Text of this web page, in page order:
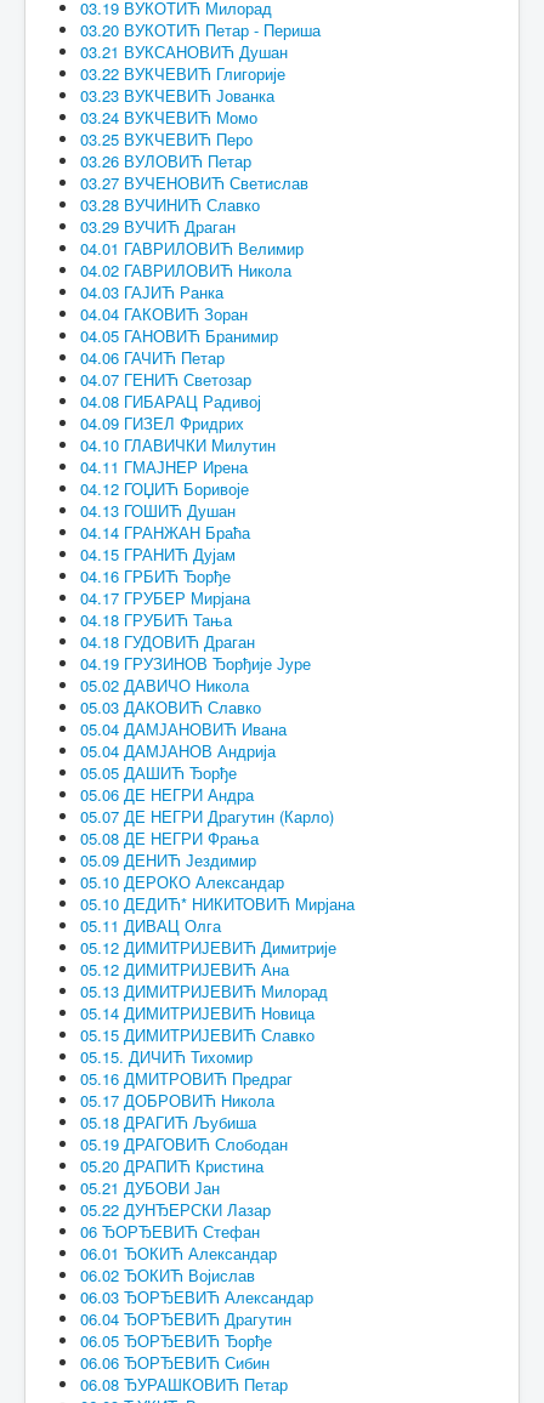
03.19 ВУКОТИЋ Милорад
03.20 ВУКОТИЋ Петар - Периша
03.21 ВУКСАНОВИЋ Душан
03.22 ВУКЧЕВИЋ Глигорије
03.23 ВУКЧЕВИЋ Јованка
03.24 ВУКЧЕВИЋ Момо
03.25 ВУКЧЕВИЋ Перо
03.26 ВУЛОВИЋ Петар
03.27 ВУЧЕНОВИЋ Светислав
03.28 ВУЧИНИЋ Славко
03.29 ВУЧИЋ Драган
04.01 ГАВРИЛОВИЋ Велимир
04.02 ГАВРИЛОВИЋ Никола
04.03 ГАЈИЋ Ранка
04.04 ГАКОВИЋ Зоран
04.05 ГАНОВИЋ Бранимир
04.06 ГАЧИЋ Петар
04.07 ГЕНИЋ Светозар
04.08 ГИБАРАЦ Радивој
04.09 ГИЗЕЛ Фридрих
04.10 ГЛАВИЧКИ Милутин
04.11 ГМАЈНЕР Ирена
04.12 ГОЏИЋ Боривоје
04.13 ГОШИЋ Душан
04.14 ГРАНЖАН Браћа
04.15 ГРАНИЋ Дујам
04.16 ГРБИЋ Ђорђе
04.17 ГРУБЕР Мирјана
04.18 ГРУБИЋ Тања
04.18 ГУДОВИЋ Драган
04.19 ГРУЗИНОВ Ђорђије Јуре
05.02 ДАВИЧО Никола
05.03 ДАКОВИЋ Славко
05.04 ДАМЈАНОВИЋ Ивана
05.04 ДАМЈАНОВ Андрија
05.05 ДАШИЋ Ђорђе
05.06 ДЕ НЕГРИ Андра
05.07 ДЕ НЕГРИ Драгутин (Карло)
05.08 ДЕ НЕГРИ Фрања
05.09 ДЕНИЋ Јездимир
05.10 ДЕРОКО Александар
05.10 ДЕДИЋ* НИКИТОВИЋ Мирјана
05.11 ДИВАЦ Олга
05.12 ДИМИТРИЈЕВИЋ Димитрије
05.12 ДИМИТРИЈЕВИЋ Ана
05.13 ДИМИТРИЈЕВИЋ Милорад
05.14 ДИМИТРИЈЕВИЋ Новица
05.15 ДИМИТРИЈЕВИЋ Славко
05.15. ДИЧИЋ Тихомир
05.16 ДМИТРОВИЋ Предраг
05.17 ДОБРОВИЋ Никола
05.18 ДРАГИЋ Љубиша
05.19 ДРАГОВИЋ Слободан
05.20 ДРАПИЋ Кристина
05.21 ДУБОВИ Јан
05.22 ДУНЂЕРСКИ Лазар
06 ЂОРЂЕВИЋ Стефан
06.01 ЂОКИЋ Александар
06.02 ЂОКИЋ Војислав
06.03 ЂОРЂЕВИЋ Александар
06.04 ЂОРЂЕВИЋ Драгутин
06.05 ЂОРЂЕВИЋ Ђорђе
06.06 ЂОРЂЕВИЋ Сибин
06.08 ЂУРАШКОВИЋ Петар